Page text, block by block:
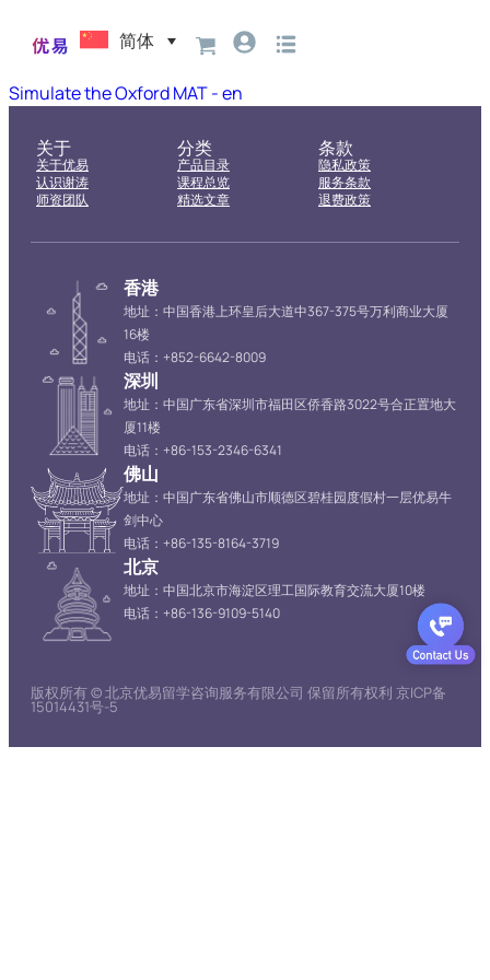
简体
Simulate the Oxford MAT - en
关于
关于优易
认识谢涛
师资团队
分类
产品目录
课程总览
精选文章
条款
隐私政策
服务条款
退费政策
香港
地址：中国香港上环皇后大道中367-375号万利商业大厦
16楼
电话：+852-6642-8009
深圳
地址：中国广东省深圳市福田区侨香路3022号合正置地大
厦11楼
电话：+86-153-2346-6341
佛山
地址：中国广东省佛山市顺德区碧桂园度假村一层优易牛
剑中心
电话：+86-135-8164-3719
北京
地址：中国北京市海淀区理工国际教育交流大厦10楼
电话：+86-136-9109-5140
版权所有 © 北京优易留学咨询服务有限公司 保留所有权利 京ICP备
15014431号-5